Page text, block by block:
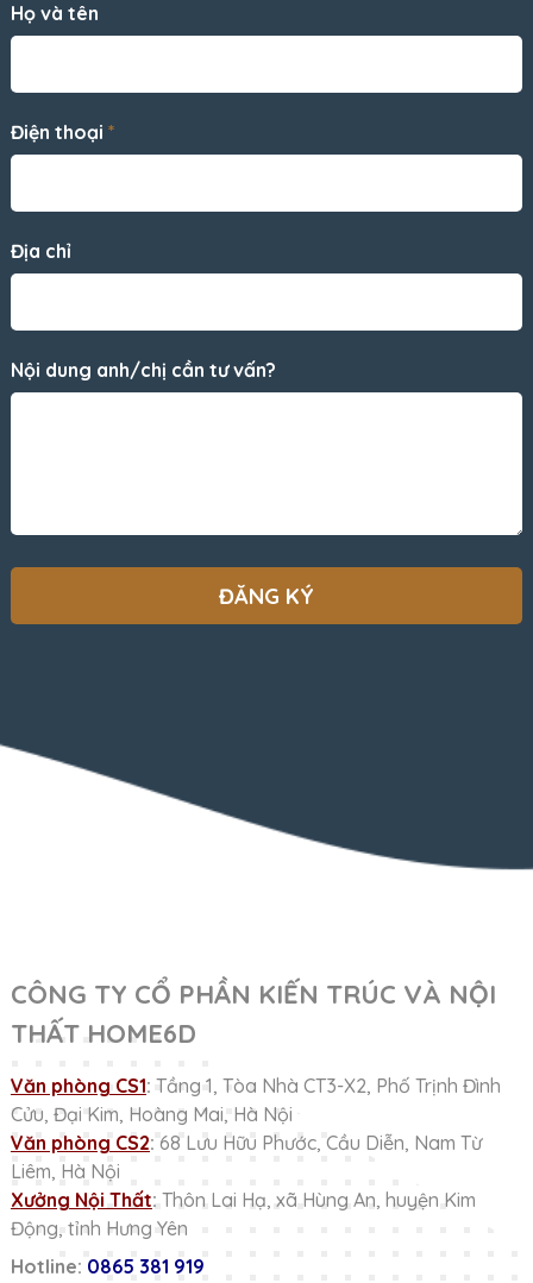
Họ và tên
Điện thoại *
Địa chỉ
Nội dung anh/chị cần tư vấn?
CÔNG TY CỔ PHẦN KIẾN TRÚC VÀ NỘI
THẤT HOME6D
Văn phòng CS1: Tầng 1, Tòa Nhà CT3-X2, Phố Trịnh Đình
Cửu, Đại Kim, Hoàng Mai, Hà Nội
Văn phòng CS2: 68 Lưu Hữu Phước, Cầu Diễn, Nam Từ
Liêm, Hà Nội
Xưởng Nội Thất: Thôn Lai Hạ, xã Hùng An, huyện Kim
Động, tỉnh Hưng Yên
Hotline: 0865 381 919